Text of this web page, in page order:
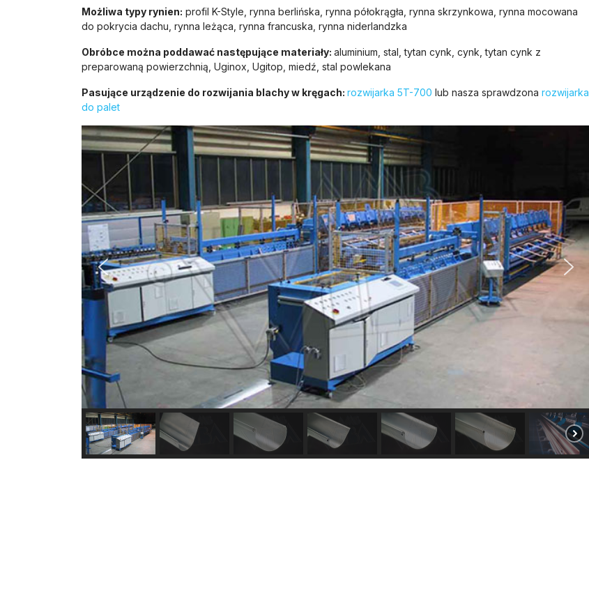
Możliwa typy rynien: profil K-Style, rynna berlińska, rynna półokrągła, rynna skrzynkowa, rynna mocowana
do pokrycia dachu, rynna leżąca, rynna francuska, rynna niderlandzka
Obróbce można poddawać następujące materiały: aluminium, stal, tytan cynk, cynk, tytan cynk z
preparowaną powierzchnią, Uginox, Ugitop, miedź, stal powlekana
Pasujące urządzenie do rozwijania blachy w kręgach: rozwijarka 5T-700 lub nasza sprawdzona rozwijarka
do palet